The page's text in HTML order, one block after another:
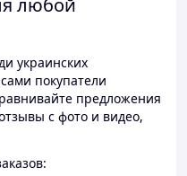
любой
украинских
покупатели
предложения
с фото и видео,